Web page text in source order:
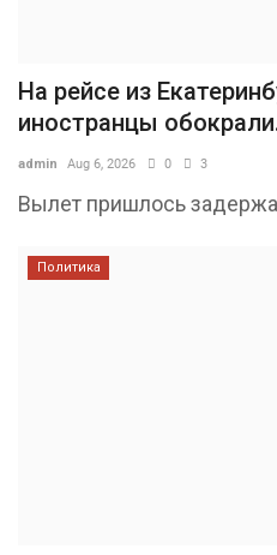
На рейсе из
иностранцы
admin Aug 6, 2026 0 3
Вылет пришлось
Политика